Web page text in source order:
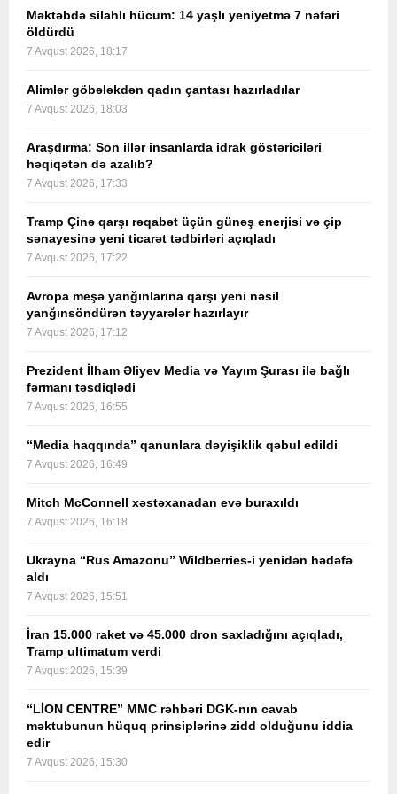
Məktəbdə silahlı hücum: 14 yaşlı yeniyetmə 7 nəfəri
öldürdü
7 Avqust 2026, 18:17
Alimlər göbələkdən qadın çantası hazırladılar
7 Avqust 2026, 18:03
Araşdırma: Son illər insanlarda idrak göstəriciləri
həqiqətən də azalıb?
7 Avqust 2026, 17:33
Tramp Çinə qarşı rəqabət üçün günəş enerjisi və çip
sənayesinə yeni ticarət tədbirləri açıqladı
7 Avqust 2026, 17:22
Avropa meşə yanğınlarına qarşı yeni nəsil
yanğınsöndürən təyyarələr hazırlayır
7 Avqust 2026, 17:12
Prezident İlham Əliyev Media və Yayım Şurası ilə bağlı
fərmanı təsdiqlədi
7 Avqust 2026, 16:55
“Media haqqında” qanunlara dəyişiklik qəbul edildi
7 Avqust 2026, 16:49
Mitch McConnell xəstəxanadan evə buraxıldı
7 Avqust 2026, 16:18
Ukrayna “Rus Amazonu” Wildberries-i yenidən hədəfə
aldı
7 Avqust 2026, 15:51
İran 15.000 raket və 45.000 dron saxladığını açıqladı,
Tramp ultimatum verdi
7 Avqust 2026, 15:39
“LİON CENTRE” MMC rəhbəri DGK-nın cavab
məktubunun hüquq prinsiplərinə zidd olduğunu iddia
edir
7 Avqust 2026, 15:30